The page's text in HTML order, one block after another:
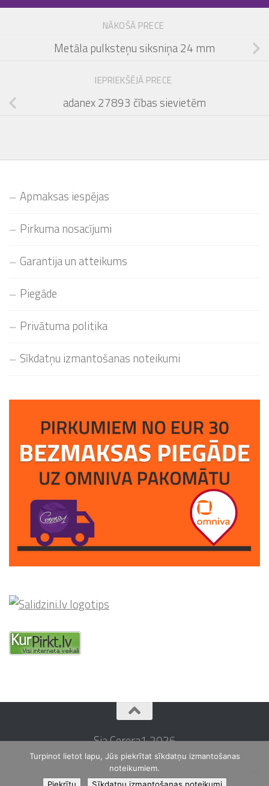
NĀKOŠĀ PRECE
Metāla pulksteņu siksniņa 24 mm
IEPRIEKŠĒJĀ PRECE
adanex 27893 čības sievietēm
Apmaksas iespējas
Pirkuma nosacījumi
Garantija un atteikums
Piegāde
Privātuma politika
Sīkdatņu izmantošanas noteikumi
Sia Cerera1 2026
Turpinot lietot lapu, Jūs piekrītat sīkdatņu izmantošanas
noteikumiem.